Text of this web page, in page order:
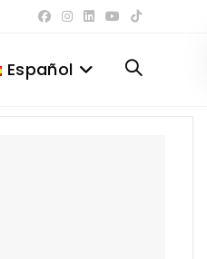
Español Alternar